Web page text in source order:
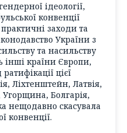
ідеології,
конвенції
заходи та
України з
та насильству
інші країни Європи,
цієї
Ліхтенштейн, Латвія,
Болгарія,
нещодавно скасувала
конвенції.